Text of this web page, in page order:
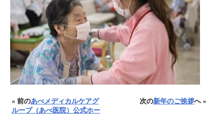
« 前のあべメディカルケアグ
ループ（あべ医院）公式ホー
次の新年のご挨拶へ »